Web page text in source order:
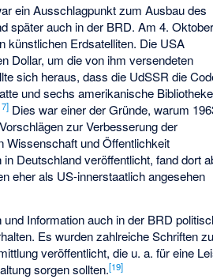
ein Ausschlagpunkt zum Ausbau des
später auch in der BRD. Am 4. Oktober
künstlichen Erdsatelliten. Die USA
Dollar, um die von ihm versendeten
sich heraus, dass die UdSSR die
und sechs amerikanische
] Dies war einer der Gründe, warum
zur Verbesserung der
Wissenschaft und Öffentlichkeit
Deutschland veröffentlicht, fand dort
eher als US-innerstaatlich angesehen
Information auch in der BRD
Es wurden zahlreiche Schriften
veröffentlicht, die u. a. für eine
sorgen sollten.[19]